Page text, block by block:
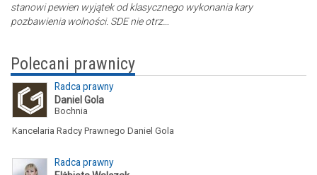
stanowi pewien wyjątek od klasycznego wykonania kary
pozbawienia wolności. SDE nie otrz…
Polecani prawnicy
Radca prawny
Daniel Gola
Bochnia
Kancelaria Radcy Prawnego Daniel Gola
Radca prawny